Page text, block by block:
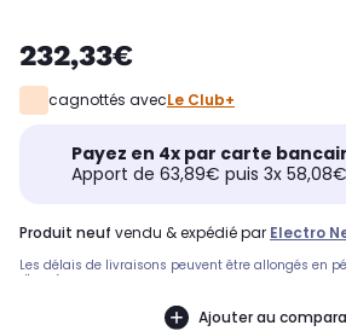
232,33€
cagnottés avecLe Club+
Payez en 4x par carte
Apport de 63,89€ puis 3x 58,08€
produit neuf vendu & expédié par Electro
Les délais de livraisons peuvent être allongés en
d'année.
Ajouter au